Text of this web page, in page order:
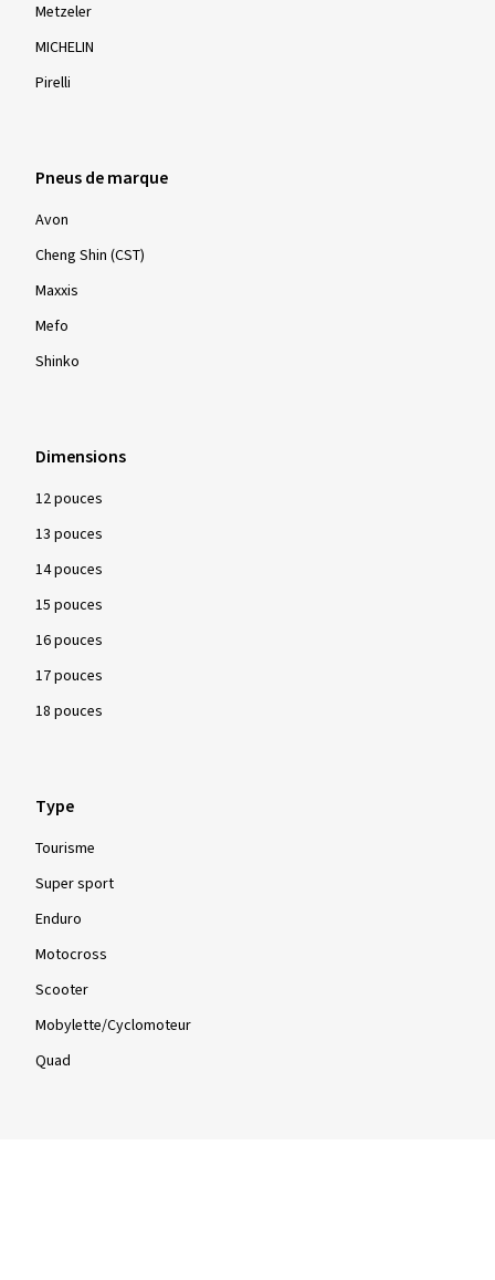
Metzeler
MICHELIN
Pirelli
Pneus de marque
Avon
Cheng Shin (CST)
Maxxis
Mefo
Shinko
Dimensions
12 pouces
13 pouces
14 pouces
15 pouces
16 pouces
17 pouces
18 pouces
Type
Tourisme
Super sport
Enduro
Motocross
Scooter
Mobylette/Cyclomoteur
Quad